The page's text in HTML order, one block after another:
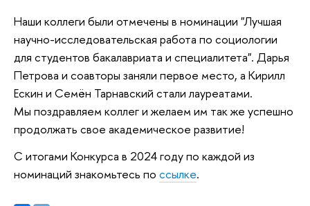
Наши коллеги были отмечены в номинации "Лучшая
научно-исследовательская работа по социологии
для студентов бакалавриата и специалитета". Дарья
Петрова и соавторы заняли первое место, а Кирилл
Ескин и Семён Тарнавский стали лауреатами.
Мы поздравляем коллег и желаем им так же успешно
продолжать свое академическое развитие!
С итогами Конкурса в 2024 году по каждой из
номинаций знакомьтесь по ссылке.